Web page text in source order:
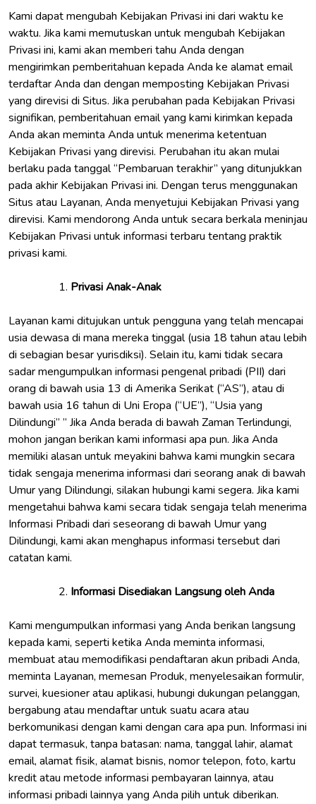
h
f
o
Kami dapat mengubah Kebijakan Privasi ini dari waktu ke
waktu. Jika kami memutuskan untuk mengubah Kebijakan
Privasi ini, kami akan memberi tahu Anda dengan
mengirimkan pemberitahuan kepada Anda ke alamat email
terdaftar Anda dan dengan memposting Kebijakan Privasi
yang direvisi di Situs. Jika perubahan pada Kebijakan Privasi
signifikan, pemberitahuan email yang kami kirimkan kepada
Anda akan meminta Anda untuk menerima ketentuan
Kebijakan Privasi yang direvisi. Perubahan itu akan mulai
berlaku pada tanggal “Pembaruan terakhir” yang ditunjukkan
pada akhir Kebijakan Privasi ini. Dengan terus menggunakan
Situs atau Layanan, Anda menyetujui Kebijakan Privasi yang
direvisi. Kami mendorong Anda untuk secara berkala meninjau
Kebijakan Privasi untuk informasi terbaru tentang praktik
privasi kami.
Privasi Anak-Anak
Layanan kami ditujukan untuk pengguna yang telah mencapai
usia dewasa di mana mereka tinggal (usia 18 tahun atau lebih
di sebagian besar yurisdiksi). Selain itu, kami tidak secara
sadar mengumpulkan informasi pengenal pribadi (PII) dari
orang di bawah usia 13 di Amerika Serikat (“AS”), atau di
bawah usia 16 tahun di Uni Eropa (“UE”), “Usia yang
Dilindungi” ” Jika Anda berada di bawah Zaman Terlindungi,
mohon jangan berikan kami informasi apa pun. Jika Anda
memiliki alasan untuk meyakini bahwa kami mungkin secara
tidak sengaja menerima informasi dari seorang anak di bawah
Umur yang Dilindungi, silakan hubungi kami segera. Jika kami
mengetahui bahwa kami secara tidak sengaja telah menerima
Informasi Pribadi dari seseorang di bawah Umur yang
Dilindungi, kami akan menghapus informasi tersebut dari
catatan kami.
Informasi Disediakan Langsung oleh Anda
Kami mengumpulkan informasi yang Anda berikan langsung
kepada kami, seperti ketika Anda meminta informasi,
membuat atau memodifikasi pendaftaran akun pribadi Anda,
meminta Layanan, memesan Produk, menyelesaikan formulir,
survei, kuesioner atau aplikasi, hubungi dukungan pelanggan,
bergabung atau mendaftar untuk suatu acara atau
berkomunikasi dengan kami dengan cara apa pun. Informasi ini
dapat termasuk, tanpa batasan: nama, tanggal lahir, alamat
email, alamat fisik, alamat bisnis, nomor telepon, foto, kartu
kredit atau metode informasi pembayaran lainnya, atau
informasi pribadi lainnya yang Anda pilih untuk diberikan.